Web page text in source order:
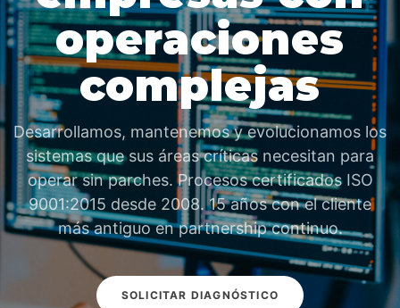
Diseñamos y desarrollamos aplicaciones móviles
que extienden la operación de su empresa hacia
usuarios internos y externos, integradas a sus
sistemas y orientadas a eficiencia, adopción y
control.
MÁS INFORMACIÓN